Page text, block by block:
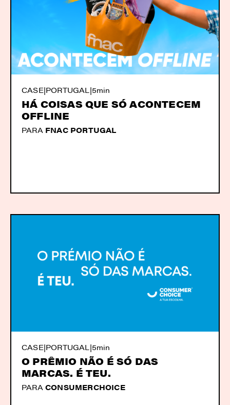
CASE|PORTUGAL |5min
HÁ COISAS QUE SÓ ACONTECEM
OFFLINE
PARA FNAC PORTUGAL
CASE|PORTUGAL|5min
O PRÊMIO NÃO É SÓ DAS
MARCAS. É TEU.
PARA CONSUMERCHOICE